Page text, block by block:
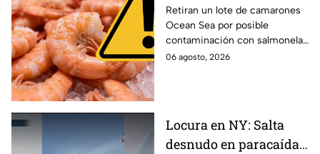
CAMARONES por
posible salmonela:
AQUÍ los datos
Retiran un lote de camarones
Ocean Sea por posible
contaminación con salmonela.
Conoce los datos del producto
06 agosto, 2026
Locura en NY: Salta
desnudo en paracaídas